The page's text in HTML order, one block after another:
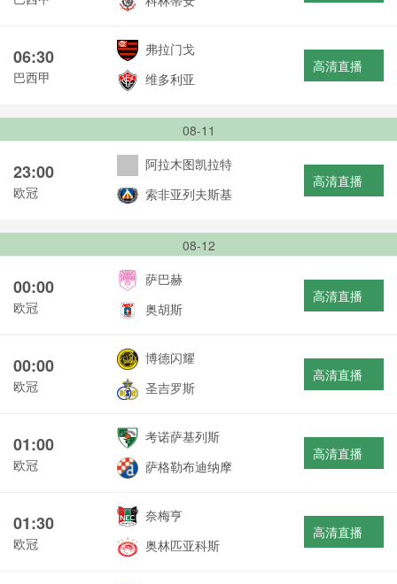
06:30
巴西甲
弗拉门戈
维多利亚
高清直播
08-11
23:00
欧冠
阿拉木图凯拉特
索非亚列夫斯基
高清直播
08-12
00:00
欧冠
萨巴赫
奥胡斯
高清直播
00:00
欧冠
博德闪耀
圣吉罗斯
高清直播
01:00
欧冠
考诺萨基列斯
萨格勒布迪纳摩
高清直播
01:30
欧冠
奈梅亨
奥林匹亚科斯
高清直播